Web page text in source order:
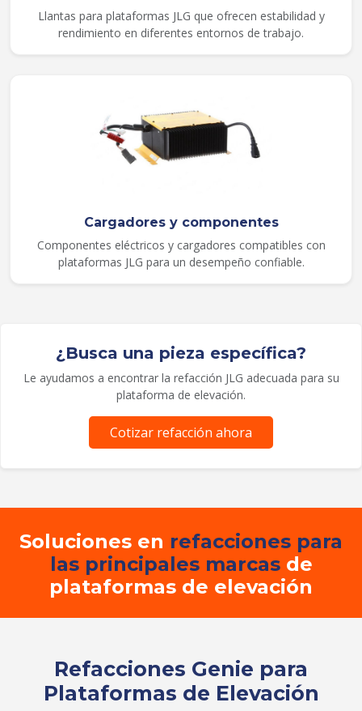
Llantas para plataformas JLG que ofrecen estabilidad y
rendimiento en diferentes entornos de trabajo.
Cargadores y componentes
Componentes eléctricos y cargadores compatibles con
plataformas JLG para un desempeño confiable.
¿Busca una pieza específica?
Le ayudamos a encontrar la refacción JLG adecuada para su
plataforma de elevación.
Cotizar refacción ahora
Soluciones en refacciones para
las principales marcasde
plataformas de elevación
Refacciones Genie para
Plataformas de Elevación